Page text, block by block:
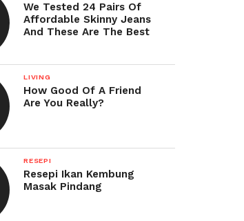
We Tested 24 Pairs Of
Affordable Skinny Jeans
And These Are The Best
LIVING
How Good Of A Friend
Are You Really?
RESEPI
Resepi Ikan Kembung
Masak Pindang